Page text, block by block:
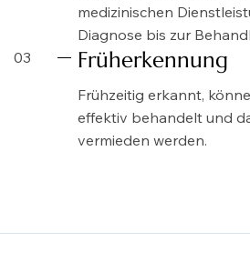
medizinischen
Diagnose bis zur
Früherkennung
Frühzeitig erkannt,
effektiv behandelt und
vermieden werden.
03